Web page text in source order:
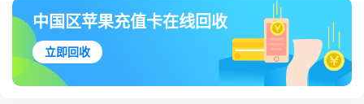
中国区苹果充值卡在线回收
立即回收